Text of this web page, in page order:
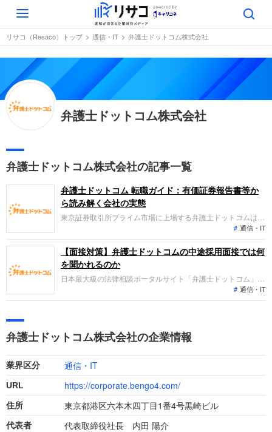
Toggle
navigation
リサコ（Resaco）トップ 通信・IT 弁護士ドットコム株式会社
弁護士ドットコム株式会社
弁護士ドットコム株式会社の記事一覧
弁護士ドットコム 転職ガイド：有価証券報告書等か
ら読み解く会社の実態
東京証券取引所プライム市場に上場する弁護士ドットコムは、
弁護士等の専門家とユーザーをつなぐポータルサイトの運営
と、電子契約サービス「クラウドサイン」等を提供する企業で
す。直近の業績は、主要サービスの利用拡大が牽引し、売上高
163億円、営業利益22億円と増収増益の好調なトレンドを維持
しています。
通信・IT
【面接対策】弁護士ドットコムの中途採用面接では何
を聞かれるのか
日本最大級の法律相談ポータルサイト「弁護士ドットコム」な
どを運営する、弁護士ドットコムへの転職。中途採用面接で
は、これまでの仕事内容や成果、今後のキャリアビジョンを具
通信・IT
弁護士ドットコム株式会社の企業情報
業界区分 通信・IT
URL https://corporate.bengo4.com/
住所 東京都港区六本木四丁目1番4号黒崎ビル
代表者 代表取締役社長 内田 陽介